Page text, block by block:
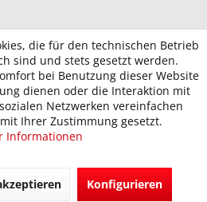
die für den technischen Betrieb
sind und stets gesetzt werden.
bei Benutzung dieser Website
dienen oder die Interaktion mit
Netzwerken vereinfachen
Ihrer Zustimmung gesetzt.
Informationen
Konfigurieren